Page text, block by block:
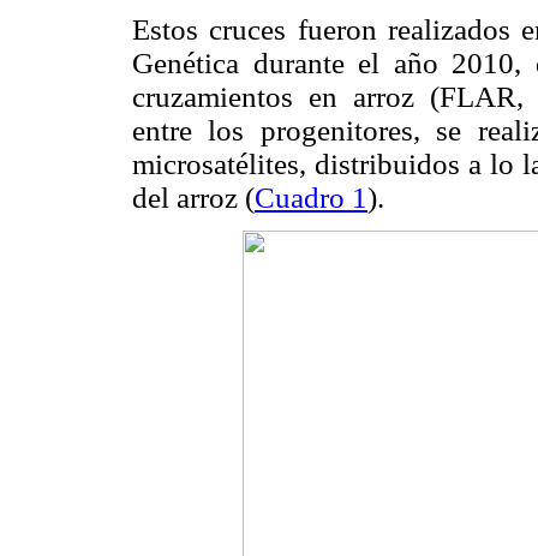
Estos cruces fueron realizados
Genética durante el año
cruzamientos en arroz
entre los progenitores, se
microsatélites, distribuidos a lo
del arroz (Cuadro 1).